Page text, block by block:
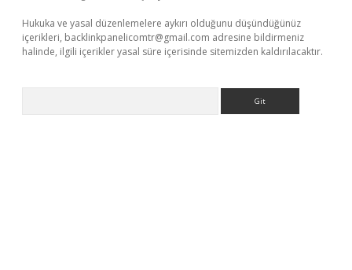
Hukuka ve yasal düzenlemelere aykırı olduğunu düşündüğünüz
içerikleri, backlinkpanelicomtr@gmail.com adresine bildirmeniz
halinde, ilgili içerikler yasal süre içerisinde sitemizden kaldırılacaktır.